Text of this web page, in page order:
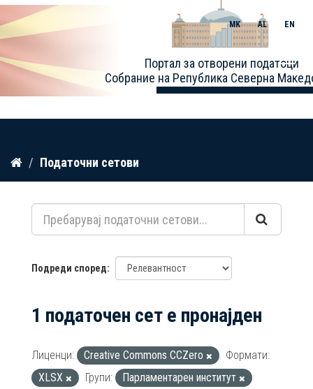
Прескокнете
содржина
Портал за отворени податоци
Собрание на Република Северна
MK AL EN
Toggle
Податочни сетови
Подреди според
1 податочен сет е пронајден
Лиценци: Creative Commons CCZero
Формати:
XLSX
Групи:
Парламентарен институт